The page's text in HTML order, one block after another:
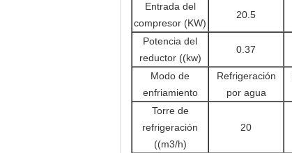
Entrada del
compresor (KW)
20.5
Potencia del
reductor ((kw)
0.37
Modo de
enfriamiento
Refrigeración
por agua
Torre de
refrigeración
((m3/h)
20